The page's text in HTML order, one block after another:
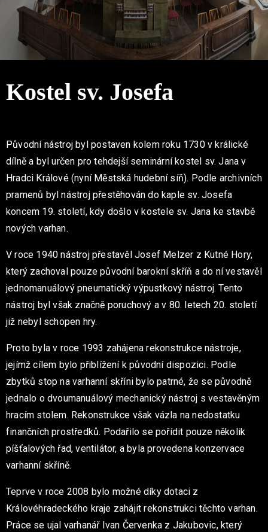
Kostel sv. Josefa
Původní nástroj byl postaven kolem roku 1730 v králické
dílně a byl určen pro tehdejší seminární kostel sv. Jana v
Hradci Králové (nyní Městská hudební síň). Podle archivních
pramenů byl nástroj přestěhován do kaple sv. Josefa
koncem 19. století, kdy došlo v kostele sv. Jana ke stavbě
nových varhan.
V roce 1940 nástroj přestavěl Josef Melzer z Kutné Hory,
který zachoval pouze původní barokní skříň a do ní vestavěl
jednomanuálový pneumatický výpustkový nástroj. Tento
nástroj byl však značně poruchový a v 80. letech 20. století
již nebyl schopen hry.
Proto byla v roce 1993 zahájena rekonstrukce nástroje,
jejímž cílem bylo přiblížení k původní dispozici. Podle
zbytků stop na varhanní skříni bylo patrné, že se původně
jednalo o dvoumanuálový mechanický nástroj s vestavěným
hracím stolem. Rekonstrukce však vázla na nedostatku
finančních prostředků. Podařilo se pořídit pouze několik
píšťalových řad, ventilátor, a byla provedena konzervace
varhanní skříně.
Teprve v roce 2008 bylo možné díky dotaci z
Královéhradeckého kraje zahájit rekonstrukci těchto varhan.
Práce se ujal varhanář Ivan Červenka z Jakubovic, který